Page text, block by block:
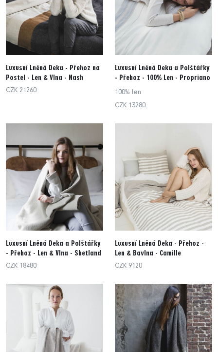
Luxusní Lněná Deka - Přehoz na
Postel - Len & Vlna - Nash
CZK 21260
Luxusní Lněná Deka a Polštářky
- Přehoz - 100% Len - Propriano
100% len
CZK 13280
Luxusní Lněná Deka a Polštářky
- Přehoz - Len & Vlna - Shetland
CZK 18480
Luxusní Lněná Deka - Přehoz -
Len & Bavlna - Camille
CZK 9120